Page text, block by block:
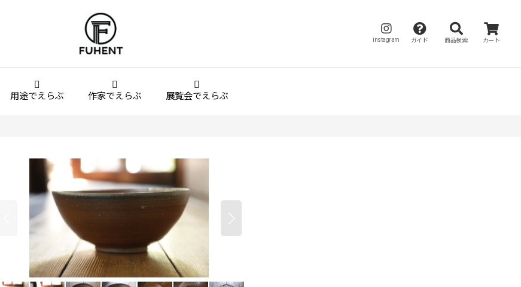
instagram ガイド 商品検索 カート
用途でえらぶ 作家でえらぶ 展覧会でえらぶ